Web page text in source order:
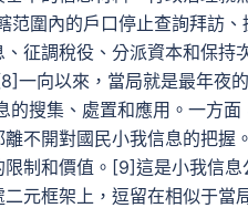
圍內的戶口停止查詢拜訪
征調稅役、分派資本和保持
一向以來，當局就是最年夜
的搜集、處置和應用。一方
不開對國民小我信息的把握
制和價值。[9]這是小我信
元框架上，逗留在相似于當